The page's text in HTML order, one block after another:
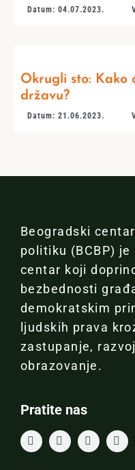
Datum: 04.07.2023.
Okrugli sto: Kako
državu?
Datum: 21.06.2023.
Beogradski
politiku (BCBP)
centar koji
bezbednosti
demokratskim
ljudskih prava
zastupanje,
obrazovanje.
Pratite nas